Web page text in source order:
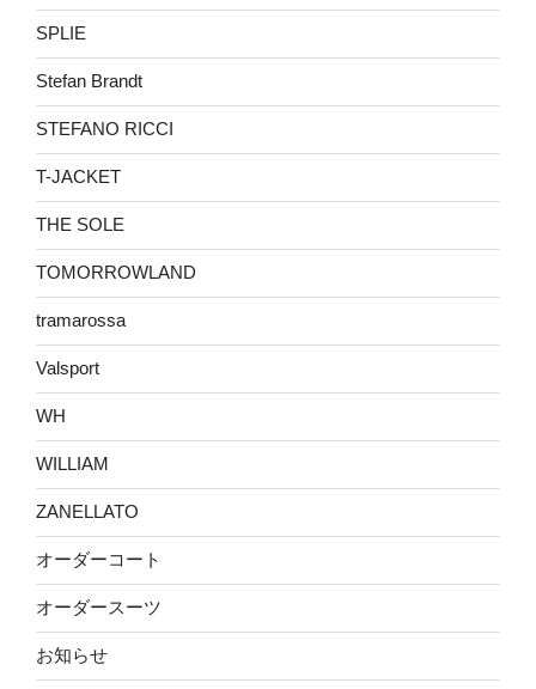
SPLIE
Stefan Brandt
STEFANO RICCI
T-JACKET
THE SOLE
TOMORROWLAND
tramarossa
Valsport
WH
WILLIAM
ZANELLATO
オーダーコート
オーダースーツ
お知らせ